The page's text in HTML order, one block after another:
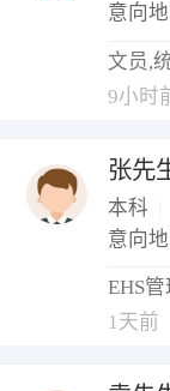
意向
文员,
9小时
张先
本科
意向
1天前